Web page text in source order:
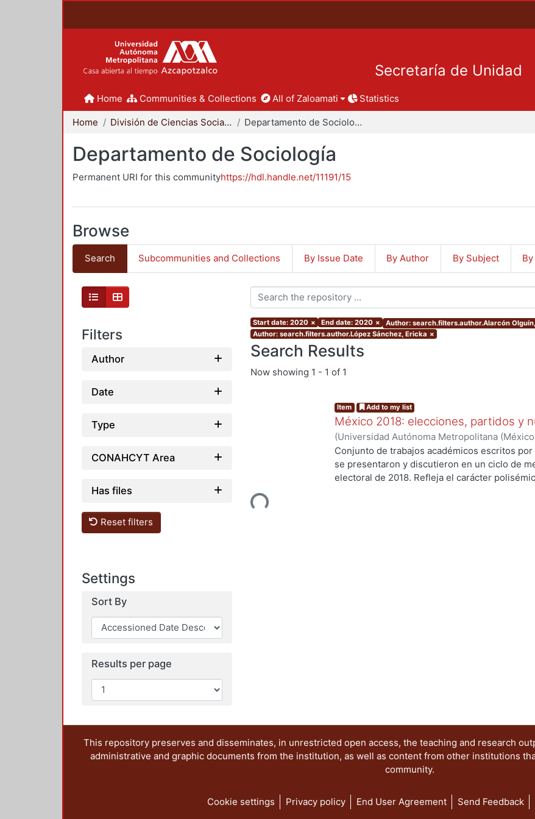
Secretaría de Unidad
Home Communities & Collections All of Zaloamati Statistics
Home División de Ciencias Sociales y Humanidades Departamento de Sociología
Departamento de Sociología
Permanent URI for this communityhttps://hdl.handle.net/11191/15
Browse
Search Subcommunities and Collections By Issue Date By Author By Subject
Filters
Author
Date
Type
CONAHCYT Area
Has files
Reset filters
Settings
Sort By
Results per page
Start date: 2020 × End date: 2020 × Author: search.filters.author.Alarcón
Author: search.filters.author.López Sánchez, Ericka ×
Search Results
Now showing 1 - 1 of 1
Loading...
Item Add to my list
México 2018: elecciones, partidos y
(Universidad Autónoma Metropolitana
Ciencias Sociales y Humanidades.,2020)
Osornio Guerrero, María Cristina ;Alarcón
Héctor;Navarrete Vela, Juan Pablo;Reveles
Conjunto de trabajos académicos escritos
se presentaron y discutieron en un ciclo de
electoral de 2018. Refleja el carácter
This repository preserves and disseminates, in unrestricted open access, the teaching and research
administrative and graphic documents from the institution, as well as content from other institutions
community.
Cookie settings Privacy policy End User Agreement Send Feedback